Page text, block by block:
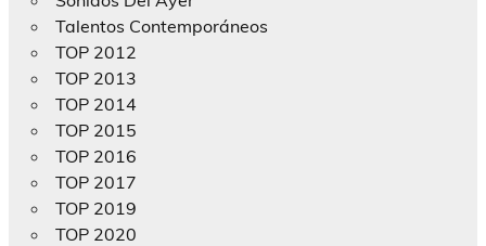
Talentos Contemporáneos
TOP 2012
TOP 2013
TOP 2014
TOP 2015
TOP 2016
TOP 2017
TOP 2019
TOP 2020